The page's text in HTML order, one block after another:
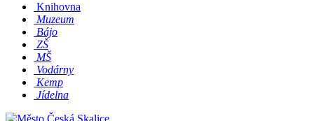
Knihovna
Muzeum
Bájo
ZŠ
MŠ
Vodárny
Kemp
Jídelna